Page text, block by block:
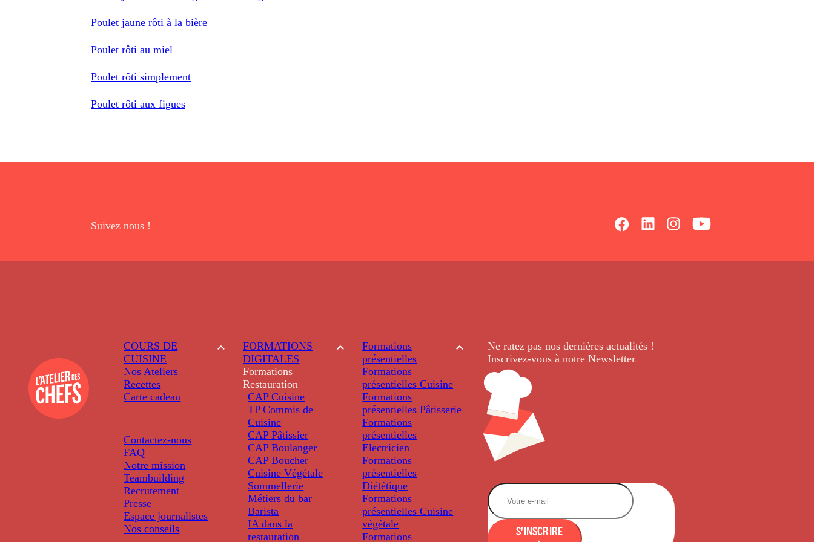
Poulet jaune rôti à la bière
Poulet rôti au miel
Poulet rôti simplement
Poulet rôti aux figues
Suivez nous !
COURS DE
CUISINE
Nos Ateliers
Recettes
Carte cadeau
Contactez-nous
FAQ
Notre mission
Teambuilding
Recrutement
Presse
Espace journalistes
Nos conseils
FORMATIONS
DIGITALES
Formations
Restauration
CAP Cuisine
TP Commis de
Cuisine
CAP Pâtissier
CAP Boulanger
CAP Boucher
Cuisine Végétale
Sommellerie
Métiers du bar
Barista
IA dans la
restauration
Formations
présentielles
Formations
présentielles Cuisine
Formations
présentielles Pâtisserie
Formations
présentielles
Electricien
Formations
présentielles
Diététique
Formations
présentielles Cuisine
végétale
Formations
Ne ratez pas nos dernièresactualités !
Inscrivez-vous à notre Newsletter.
S'INSCRIRE